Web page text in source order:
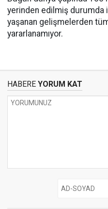
yerinden edilmiş durumda
yaşanan gelişmelerden
yararlanamıyor.
HABERE YORUM KAT